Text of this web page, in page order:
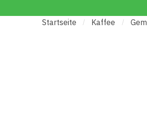
Startseite / Kaffee /